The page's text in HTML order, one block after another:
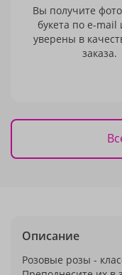
Вы получите фото
букета по e-mail
уверены в
заказа.
Описание
Розовые розы -